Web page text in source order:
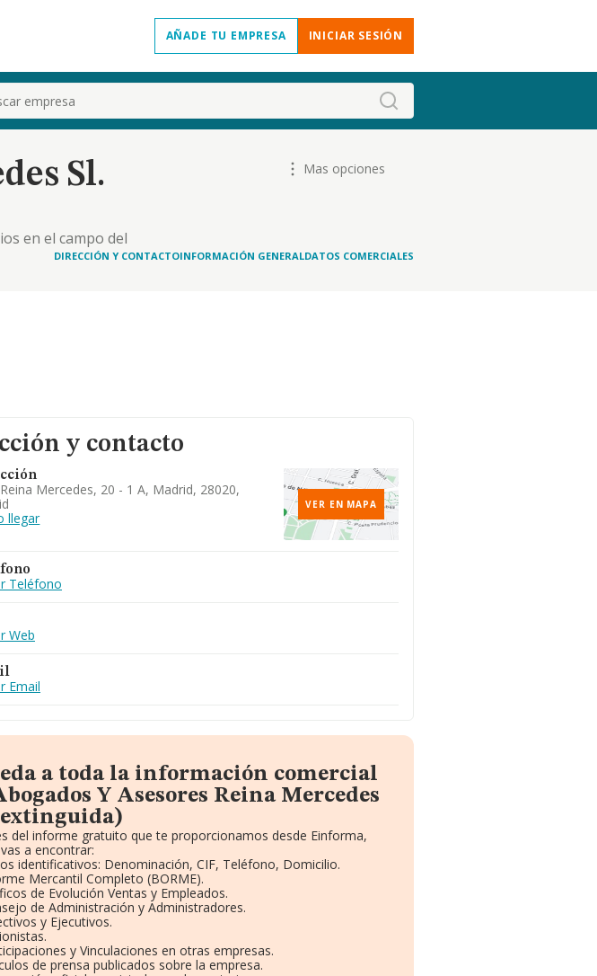
AÑADE TU EMPRESA INICIAR SESIÓN
Sl.
en el campo del
Mas opciones
DIRECCIÓN Y CONTACTOINFORMACIÓN GENERALDATOS COMERCIALES
y contacto
Mercedes, 20 - 1 A, Madrid, 28020,
llegar
VER EN MAPA
Teléfono
Web
Email
a toda la información comercial
Y Asesores Reina Mercedes
del informe gratuito que te proporcionamos desde Einforma,
a encontrar:
identificativos: Denominación, CIF, Teléfono, Domicilio.
Mercantil Completo (BORME).
de Evolución Ventas y Empleados.
de Administración y Administradores.
y Ejecutivos.
y Vinculaciones en otras empresas.
de prensa publicados sobre la empresa.